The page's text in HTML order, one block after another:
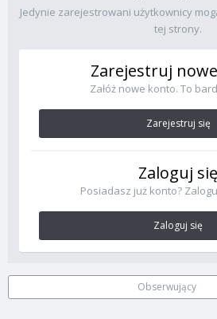
Jedynie zarejestrowani użytkownicy
tej strony.
Zarejestruj
Załóż nowe konto. To
Zarejestruj się
Zaloguj się
Posiadasz już konto?
Zaloguj się
Obserwujący